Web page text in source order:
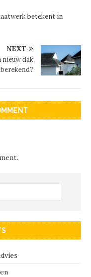
betekent in
NEXT
nieuw dak
berekend?